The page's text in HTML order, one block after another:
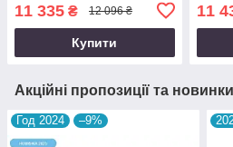
11 335 ₴ 12 096 ₴
Купити
11
Акційні пропозиції та новинки
Год 2024 –9%